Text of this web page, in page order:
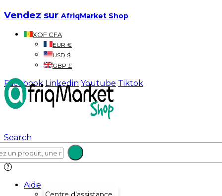
Vendez sur AfriqMarket Shop
XOF CFA
EUR €
USD $
GBP £
Facebook Linkedin Youtube Tiktok
Search
Aide